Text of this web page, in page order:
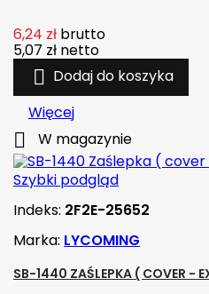
6,24 zł brutto
5,07 zł netto
 Dodaj do koszyka
Więcej
 W magazynie
Szybki podgląd
Indeks: 2F2E-25652
Marka: LYCOMING
SB-1440 ZAŚLEPKA ( COVER -